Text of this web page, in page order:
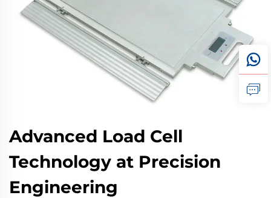
Advanced Load Cell
Technology at Precision
Engineering